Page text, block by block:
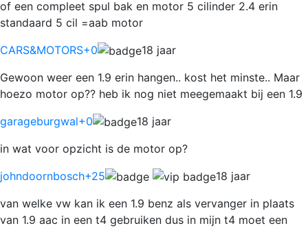
of een compleet spul bak en motor 5 cilinder 2.4 erin
standaard 5 cil =aab motor
CARS&MOTORS+0
18 jaar
Gewoon weer een 1.9 erin hangen.. kost het minste.. Maar
hoezo motor op?? heb ik nog niet meegemaakt bij een 1.9
garageburgwal+0
18 jaar
in wat voor opzicht is de motor op?
johndoornbosch+25
18 jaar
van welke vw kan ik een 1.9 benz als vervanger in plaats
van 1.9 aac in een t4 gebruiken dus in mijn t4 moet een